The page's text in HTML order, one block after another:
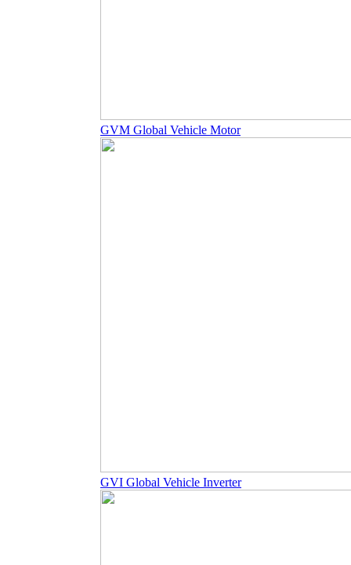
GVM Global Vehicle Motor
GVI Global Vehicle Inverter